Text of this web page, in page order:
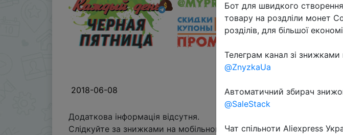
2018-06-08
Додаткова інформація відсутня.
Слідкуйте за знижками на мобільному, в телеграм каналі:
Бот для швидкого
товару на роздліли монет
розділів, для більшої
Телеграм канал зі
@ZnyzkaUa
Автоматичний збирач
@SaleStack
Чат спільноти Aliexpress